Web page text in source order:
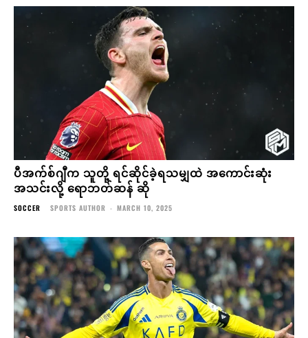
ပီအက်စ်ဂျီက သူတို့ ရင်ဆိုင်ခဲ့ရသမျှထဲ အကောင်းဆုံး
အသင်းလို့ ရောဘတ်ဆန် ဆို
SOCCER SPORTS AUTHOR - MARCH 10, 2025